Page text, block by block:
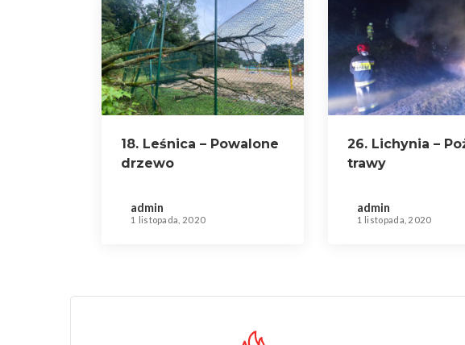
18. Leśnica – Powalone
drzewo
admin
1 listopada, 2020
26. Lichynia –
trawy
admin
1 listopada, 2020